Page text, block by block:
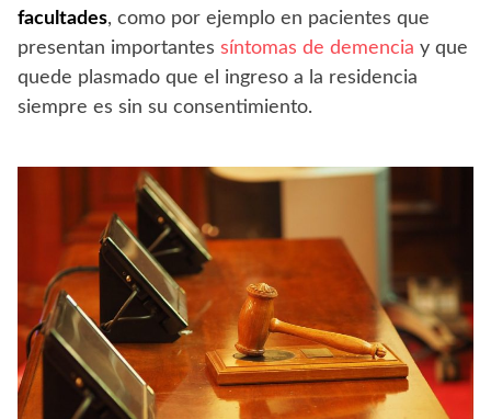
facultades, como por ejemplo en pacientes que
presentan importantes síntomas de demencia y que
quede plasmado que el ingreso a la residencia
siempre es sin su consentimiento.